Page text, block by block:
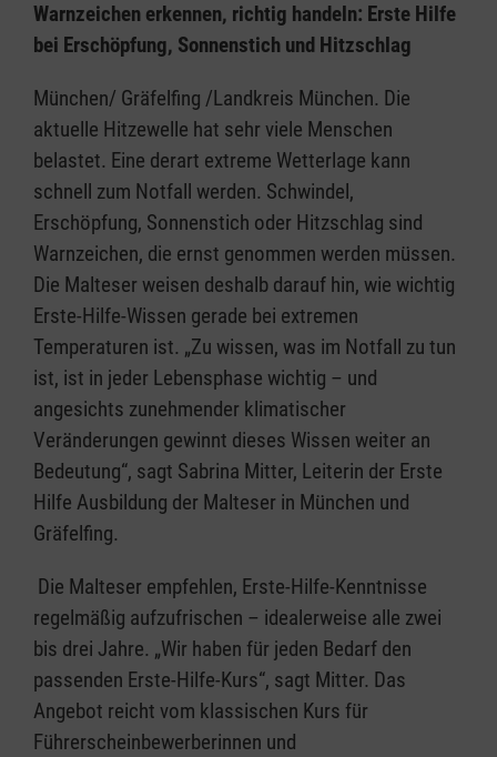
Warnzeichen erkennen, richtig handeln: Erste Hilfe
bei Erschöpfung, Sonnenstich und Hitzschlag
München/ Gräfelfing /Landkreis München. Die
aktuelle Hitzewelle hat sehr viele Menschen
belastet. Eine derart extreme Wetterlage kann
schnell zum Notfall werden. Schwindel,
Erschöpfung, Sonnenstich oder Hitzschlag sind
Warnzeichen, die ernst genommen werden müssen.
Die Malteser weisen deshalb darauf hin, wie wichtig
Erste-Hilfe-Wissen gerade bei extremen
Temperaturen ist. „Zu wissen, was im Notfall zu tun
ist, ist in jeder Lebensphase wichtig – und
angesichts zunehmender klimatischer
Veränderungen gewinnt dieses Wissen weiter an
Bedeutung“, sagt Sabrina Mitter, Leiterin der Erste
Hilfe Ausbildung der Malteser in München und
Gräfelfing.
Die Malteser empfehlen, Erste-Hilfe-Kenntnisse
regelmäßig aufzufrischen – idealerweise alle zwei
bis drei Jahre. „Wir haben für jeden Bedarf den
passenden Erste-Hilfe-Kurs“, sagt Mitter. Das
Angebot reicht vom klassischen Kurs für
Führerscheinbewerberinnen und